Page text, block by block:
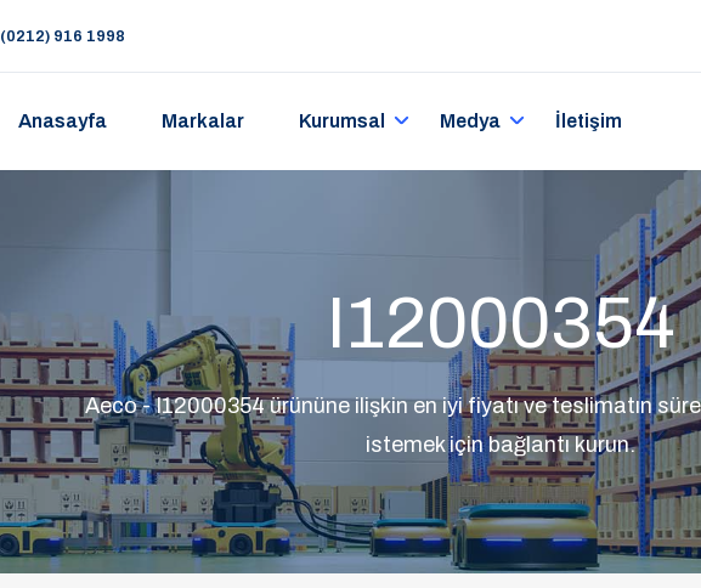
(0212) 916 1998
Anasayfa Markalar Kurumsal Medya İletişim
I12000354
Aeco - I12000354 ürününe ilişkin en iyi fiyatı ve teslimatın
istemek için bağlantı kurun.